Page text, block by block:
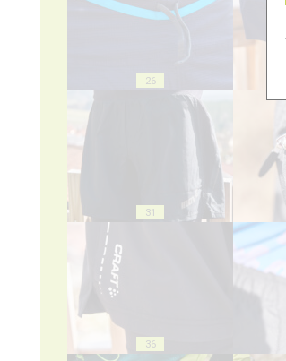
26
31
36